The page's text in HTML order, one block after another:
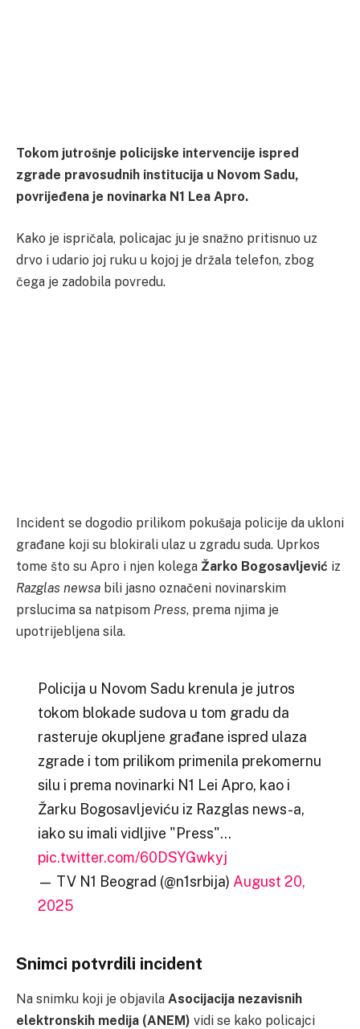
Tokom jutrošnje policijske intervencije ispred
zgrade pravosudnih institucija u Novom Sadu,
povrijeđena je novinarka N1 Lea Apro.
Kako je ispričala, policajac ju je snažno pritisnuo uz
drvo i udario joj ruku u kojoj je držala telefon, zbog
čega je zadobila povredu.
Incident se dogodio prilikom pokušaja policije da ukloni
građane koji su blokirali ulaz u zgradu suda. Uprkos
tome što su Apro i njen kolega Žarko Bogosavljević iz
Razglas newsa bili jasno označeni novinarskim
prslucima sa natpisom Press, prema njima je
upotrijebljena sila.
Policija u Novom Sadu krenula je jutros
tokom blokade sudova u tom gradu da
rasteruje okupljene građane ispred ulaza
zgrade i tom prilikom primenila prekomernu
silu i prema novinarki N1 Lei Apro, kao i
Žarku Bogosavljeviću iz Razglas news-a,
iako su imali vidljive "Press"…
pic.twitter.com/60DSYGwkyj
— TV N1 Beograd (@n1srbija) August 20,
2025
Snimci potvrdili incident
Na snimku koji je objavila Asocijacija nezavisnih
elektronskih medija (ANEM) vidi se kako policajci